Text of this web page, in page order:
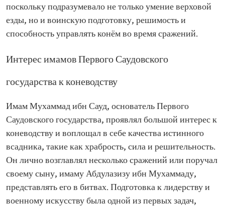
поскольку подразумевало не только умение верховой
езды, но и воинскую подготовку, решимость и
способность управлять конём во время сражений.
Интерес имамов Первого Саудовского
государства к коневодству
Имам Мухаммад ибн Сауд, основатель Первого
Саудовского государства, проявлял большой интерес к
коневодству и воплощал в себе качества истинного
всадника, такие как храбрость, сила и решительность.
Он лично возглавлял несколько сражений или поручал
своему сыну, имаму Абдулазизу ибн Мухаммаду,
представлять его в битвах. Подготовка к лидерству и
военному искусству была одной из первых задач,